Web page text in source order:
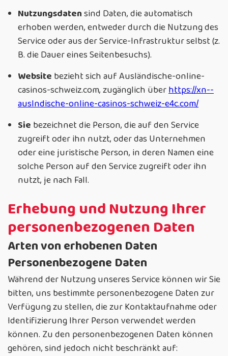
Nutzungsdatensind Daten, die automatisch
erhoben werden, entweder durch die Nutzung des
Service oder aus der Service-Infrastruktur selbst (z.
B. die Dauer eines Seitenbesuchs).
Website bezieht sich auf Ausländische-online-
casinos-schweiz.com, zugänglich überhttps://xn--
auslndische-online-casinos-schweiz-e4c.com/
Sie bezeichnet die Person, die auf den Service
zugreift oder ihn nutzt, oder das Unternehmen
oder eine juristische Person, in deren Namen eine
solche Person auf den Service zugreift oder ihn
nutzt, je nach Fall.
Erhebung und Nutzung Ihrer
personenbezogenen Daten
Arten von erhobenen Daten
Personenbezogene Daten
Während der Nutzung unseres Service können wir Sie
bitten, uns bestimmte personenbezogene Daten zur
Verfügung zu stellen, die zur Kontaktaufnahme oder
Identifizierung Ihrer Person verwendet werden
können. Zu den personenbezogenen Daten können
gehören, sind jedoch nicht beschränkt auf: